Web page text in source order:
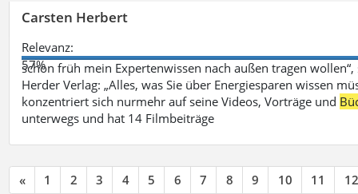
Carsten Herbert
Relevanz:
57%
schon früh mein Expertenwissen nach außen tragen
Herder Verlag: „Alles, was Sie über Energiesparen wissen
konzentriert sich nurmehr auf seine Videos, Vorträge und
unterwegs und hat 14 Filmbeiträge
« 1 2 3 4 5 6 7 8 9 10 11 12